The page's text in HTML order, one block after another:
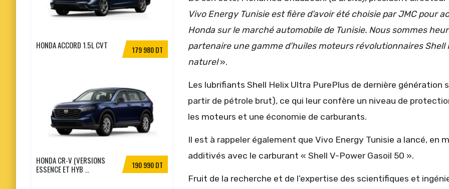
Vivo Energy Tunisie est fière d’avoir été choisie par JMC pour
Honda sur le marché automobile de Tunisie. Nous sommes
partenaire une gamme d’huiles moteurs révolutionnaires
naturel».
Les lubrifiants Shell Helix Ultra PurePlus de dernière
partir de pétrole brut), ce qui leur confère un niveau de
les moteurs et une économie de carburants.
Il est à rappeler également que Vivo Energy Tunisie a lancé, en
additivés avec le carburant « Shell V-Power Gasoil 50 ».
Fruit de la recherche et de l’expertise des scientifiques et
179 980 DT
HONDA ACCORD 1.5L CVT
190 990 DT
HONDA CR-V (VERSIONS
ESSENCE ET HYB ...